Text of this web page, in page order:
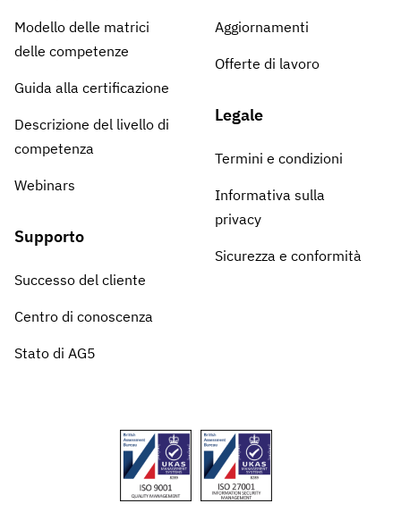
Modello delle matrici
delle competenze
Guida alla certificazione
Descrizione del livello di
competenza
Webinars
Supporto
Successo del cliente
Centro di conoscenza
Stato di AG5
Aggiornamenti
Offerte di lavoro
Legale
Termini e condizioni
Informativa sulla
privacy
Sicurezza e conformità